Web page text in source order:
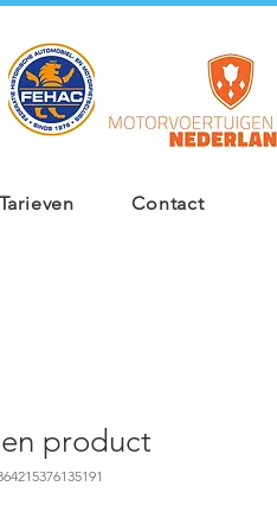
Tarieven Contact
product